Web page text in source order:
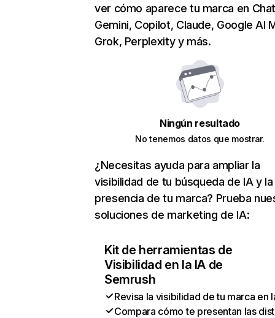
ver cómo aparece tu marca en
Gemini, Copilot, Claude, Google AI
Grok, Perplexity y más.
Ningún resultado
No tenemos datos que mostrar.
¿Necesitas ayuda para ampliar la
visibilidad de tu búsqueda de IA y la
presencia de tu marca? Prueba
soluciones de marketing de IA:
Kit de herramientas de
Visibilidad en la IA de
Semrush
Revisa la visibilidad de tu marca en
Compara cómo te presentan las